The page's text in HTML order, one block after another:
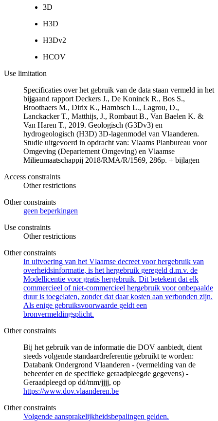
3D
H3D
H3Dv2
HCOV
Use limitation
Specificaties over het gebruik van de data staan vermeld in het
bijgaand rapport Deckers J., De Koninck R., Bos S.,
Broothaers M., Dirix K., Hambsch L., Lagrou, D.,
Lanckacker T., Matthijs, J., Rombaut B., Van Baelen K. &
Van Haren T., 2019. Geologisch (G3Dv3) en
hydrogeologisch (H3D) 3D-lagenmodel van Vlaanderen.
Studie uitgevoerd in opdracht van: Vlaams Planbureau voor
Omgeving (Departement Omgeving) en Vlaamse
Milieumaatschappij 2018/RMA/R/1569, 286p. + bijlagen
Access constraints
Other restrictions
Other constraints
geen beperkingen
Use constraints
Other restrictions
Other constraints
In uitvoering van het Vlaamse decreet voor hergebruik van
overheidsinformatie, is het hergebruik geregeld d.m.v. de
Modellicentie voor gratis hergebruik. Dit betekent dat elk
commercieel of niet-commercieel hergebruik voor onbepaalde
duur is toegelaten, zonder dat daar kosten aan verbonden zijn.
Als enige gebruiksvoorwaarde geldt een
bronvermeldingsplicht.
Other constraints
Bij het gebruik van de informatie die DOV aanbiedt, dient
steeds volgende standaardreferentie gebruikt te worden:
Databank Ondergrond Vlaanderen - (vermelding van de
beheerder en de specifieke geraadpleegde gegevens) -
Geraadpleegd op dd/mm/jjjj, op
https://www.dov.vlaanderen.be
Other constraints
Volgende aansprakelijkheidsbepalingen gelden.